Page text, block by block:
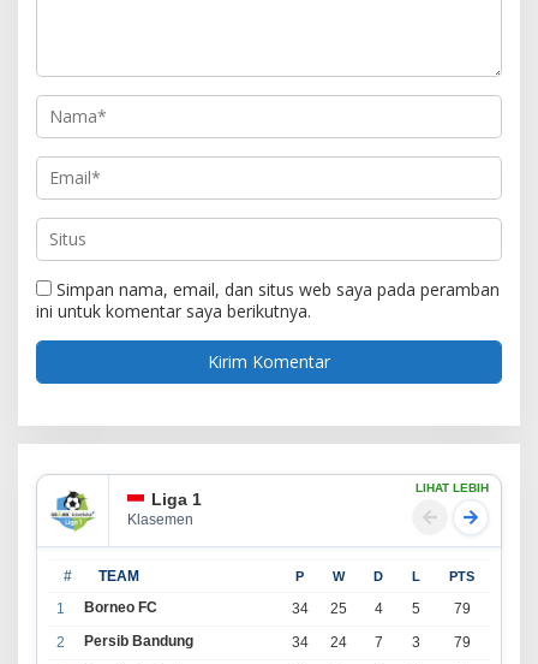
Simpan nama, email, dan situs web saya pada peramban
ini untuk komentar saya berikutnya.
Liga 1
Klasemen
LIHAT LEBIH
# TEAM P W D L PTS
1 Borneo FC 34 25 4 5
79
2
Persib Bandung 34 24 7 3
79